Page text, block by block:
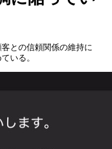
との信頼関係の維持に
いる。